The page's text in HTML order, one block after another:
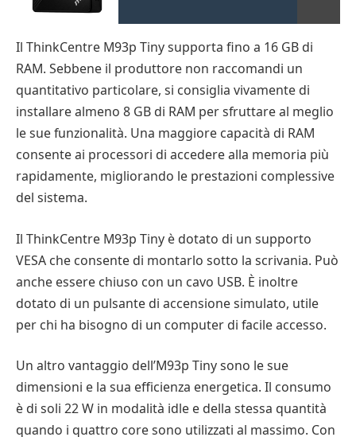
Il ThinkCentre M93p Tiny supporta fino a 16 GB di
RAM. Sebbene il produttore non raccomandi un
quantitativo particolare, si consiglia vivamente di
installare almeno 8 GB di RAM per sfruttare al meglio
le sue funzionalità. Una maggiore capacità di RAM
consente ai processori di accedere alla memoria più
rapidamente, migliorando le prestazioni complessive
del sistema.
Il ThinkCentre M93p Tiny è dotato di un supporto
VESA che consente di montarlo sotto la scrivania. Può
anche essere chiuso con un cavo USB. È inoltre
dotato di un pulsante di accensione simulato, utile
per chi ha bisogno di un computer di facile accesso.
Un altro vantaggio dell’M93p Tiny sono le sue
dimensioni e la sua efficienza energetica. Il consumo
è di soli 22 W in modalità idle e della stessa quantità
quando i quattro core sono utilizzati al massimo. Con